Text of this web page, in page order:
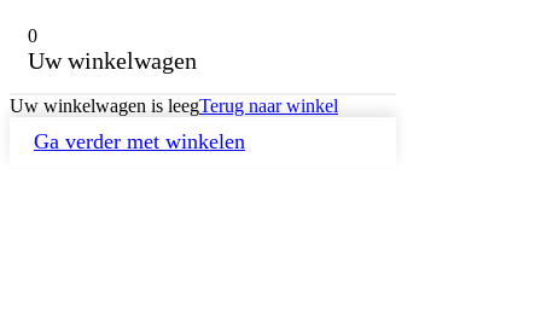
0
Uw winkelwagen
Uw winkelwagen is leegTerug naar winkel
Ga verder met winkelen